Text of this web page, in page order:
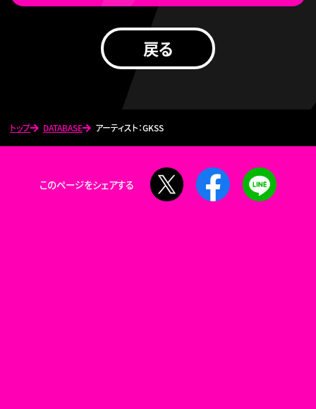
トップ DATABASE アーティスト：GKSS
戻る
このページをシェアする
Facebook